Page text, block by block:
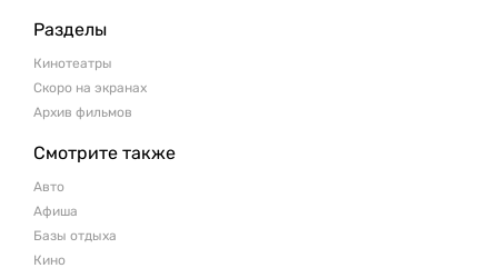
Разделы
Кинотеатры
Скоро на экранах
Архив фильмов
Смотрите также
Авто
Афиша
Базы отдыха
Кино